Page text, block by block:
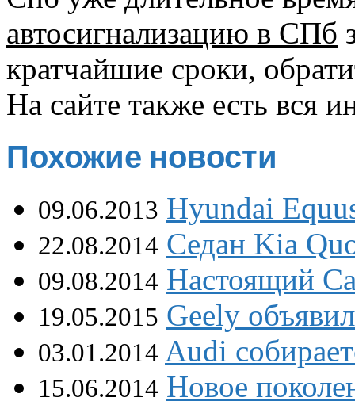
автосигнализацию в СПб
кратчайшие сроки,
На сайте также есть вся
Похожие новости
09.06.2013 Hyundai
22.08.2014 Седан Kia
09.08.2014 Настоящий
19.05.2015 Geely
03.01.2014 Audi
15.06.2014 Новое